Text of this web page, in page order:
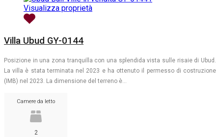
Visualizza proprietà
Villa Ubud GY-0144
Posizione in una zona tranquilla con una splendida vista sulle risaie di Ubud.
La villa è stata terminata nel 2023 e ha ottenuto il permesso di costruzione
(IMB) nel 2023. La dimensione del terreno è…
Camere da letto
2